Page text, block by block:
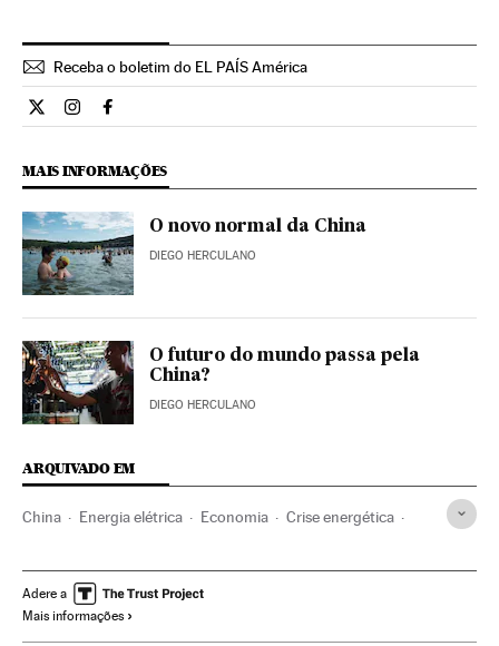
Receba o boletim do EL PAÍS América
Internacional El País Brasil en Twitter
Internacional El País Brasil en Instagram
Internacional El País Brasil en Facebook
MAIS INFORMAÇÕES
O novo normal da China
DIEGO HERCULANO
O futuro do mundo passa pela
China?
DIEGO HERCULANO
ARQUIVADO EM
China Energia elétrica Economia Crise energética
Meio ambiente Crescimento econômico
Adere a
Mais informações